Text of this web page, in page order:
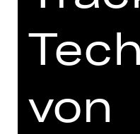
mit einer Pause
Vorstellung
18.30 Uhr
von